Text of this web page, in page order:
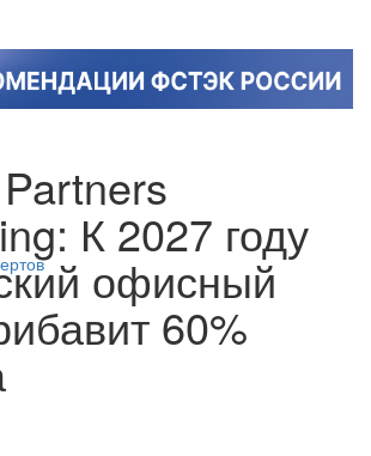
К 2027 году
офисный
60%